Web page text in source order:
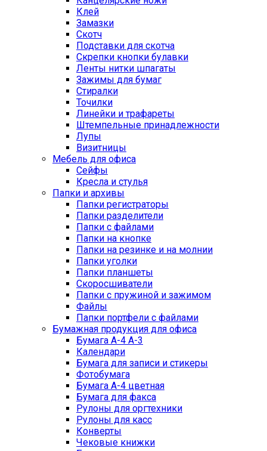
Клей
Замазки
Скотч
Подставки для скотча
Скрепки кнопки булавки
Ленты нитки шпагаты
Зажимы для бумаг
Стиралки
Точилки
Линейки и трафареты
Штемпельные принадлежности
Лупы
Визитницы
Мебель для офиса
Сейфы
Кресла и стулья
Папки и архивы
Папки регистраторы
Папки разделители
Папки с файлами
Папки на кнопке
Папки на резинке и на молнии
Папки уголки
Папки планшеты
Скоросшиватели
Папки с пружиной и зажимом
Файлы
Папки портфели с файлами
Бумажная продукция для офиса
Бумага А-4 А-3
Календари
Бумага для записи и стикеры
Фотобумага
Бумага А-4 цветная
Бумага для факса
Рулоны для оргтехники
Рулоны для касс
Конверты
Чековые книжки